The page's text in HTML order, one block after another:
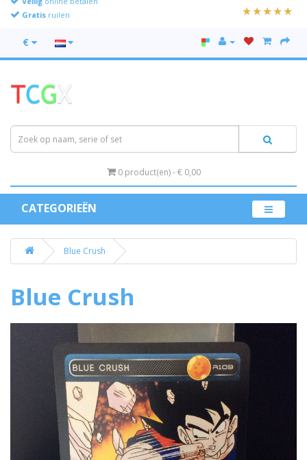
Gratis
€
0 product(en) - € 0,00
CATEGORIEËN
Blue Crush
Blue Crush